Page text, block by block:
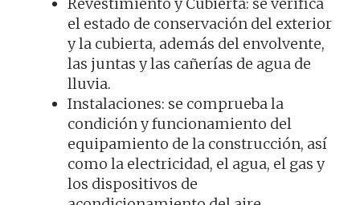
Revestimiento y Cubierta: se verifica
el estado de conservación del exterior
y la cubierta, además del envolvente,
las juntas y las cañerías de agua de
lluvia.
Instalaciones: se comprueba la
condición y funcionamiento del
equipamiento de la construcción, así
como la electricidad, el agua, el gas y
los dispositivos de